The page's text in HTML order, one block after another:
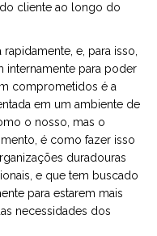
cliente ao longo do
e, para isso,
internamente para poder
comprometidos é a
em um ambiente de
o nosso, mas o
é como fazer isso
duradouras
e que tem buscado
para estarem mais
necessidades dos